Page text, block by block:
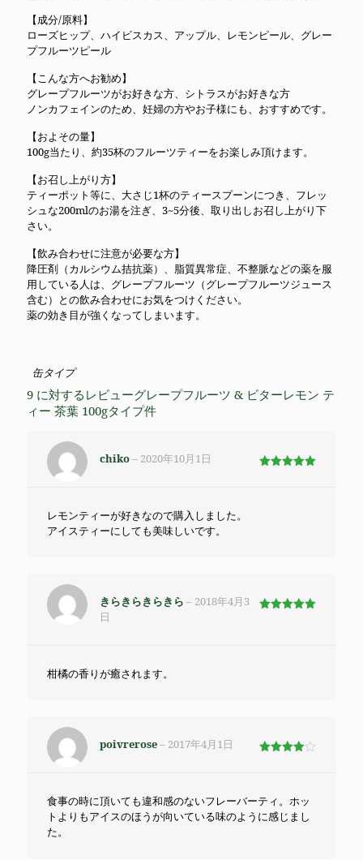
【成分/原料】
ローズヒップ、ハイビスカス、アップル、レモンピール、グレー
プフルーツピール
【こんな方へお勧め】
グレープフルーツがお好きな方、シトラスがお好きな方
ノンカフェインのため、妊婦の方やお子様にも、おすすめです。
【およその量】
100g当たり、約35杯のフルーツティーをお楽しみ頂けます。
【お召し上がり方】
ティーポット等に、大さじ1杯のティースプーンにつき、フレッ
シュな200mlのお湯を注ぎ、3~5分後、取り出しお召し上がり下
さい。
【飲み合わせに注意が必要な方】
降圧剤（カルシウム拮抗薬）、脂質異常症、不整脈などの薬を服
用している人は、グレープフルーツ（グレープフルーツジュース
含む）との飲み合わせにお気をつけください。
薬の効き目が強くなってしまいます。
缶タイプ
9 に対するレビューグレープフルーツ & ビターレモン テ
ィー 茶葉 100gタイプ件
chiko– 2020年10月1日
レモンティーが好きなので購入しました。
アイスティーにしても美味しいです。
きらきらきらきら – 2018年4月3
日
柑橘の香りが癒されます。
poivrerose– 2017年4月1日
食事の時に頂いても違和感のないフレーバーティ。ホッ
トよりもアイスのほうが向いている味のように感じまし
た。